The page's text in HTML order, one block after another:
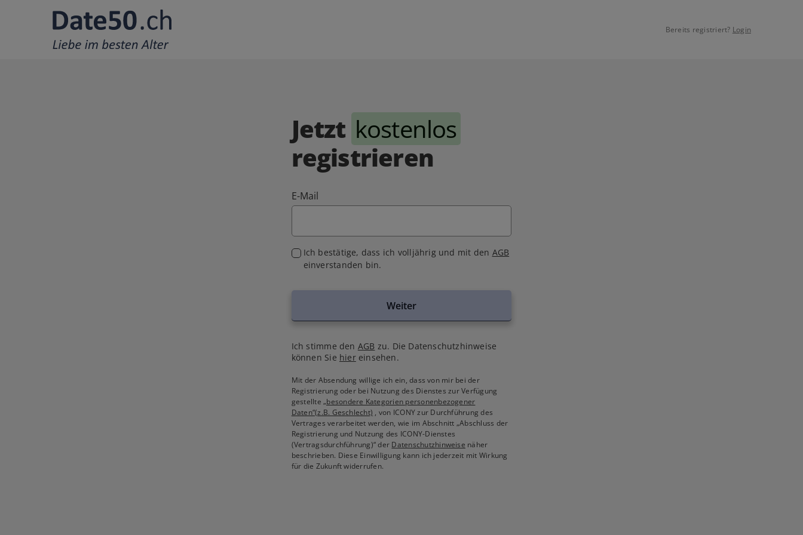
Bereits registriert? Login
Jetzt kostenlos
registrieren
E-Mail
Ich bestätige, dass ich volljährig und mit den AGB
einverstanden bin.
Weiter
Ich stimme den AGB zu. Die Datenschutzhinweise
können Sie hiereinsehen.
Mit der Absendung willige ich ein, dass von mir bei der
Registrierung oder bei Nutzung des Dienstes zur Verfügung
gestellte„besondere Kategorien personenbezogener
Daten“(z.B. Geschlecht) , von ICONY zur Durchführung des
Vertrages verarbeitet werden, wie im Abschnitt „Abschluss der
Registrierung und Nutzung des ICONY-Dienstes
(Vertragsdurchführung)“ der Datenschutzhinweise näher
beschrieben. Diese Einwilligung kann ich jederzeit mit Wirkung
für die Zukunft widerrufen.